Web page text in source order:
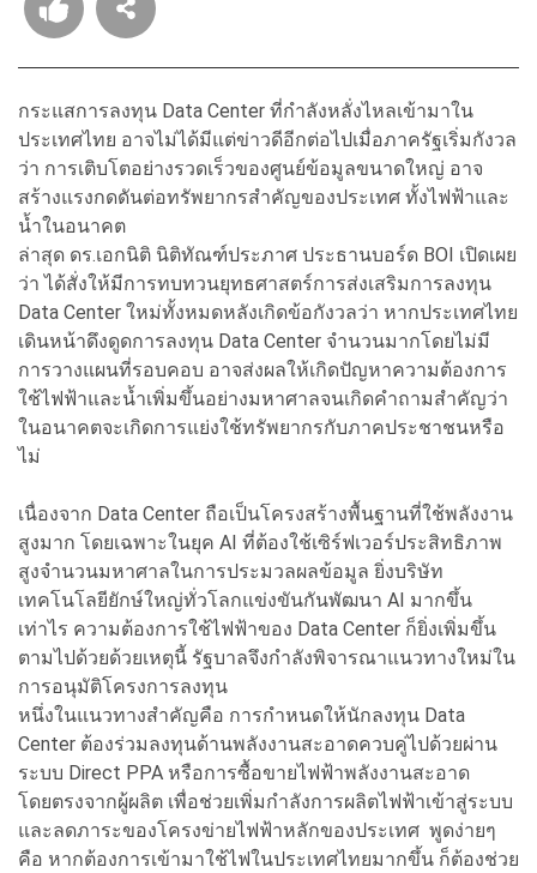
กระแสการลงทุน Data Center ที่กำลังหลั่งไหลเข้ามาใน
ประเทศไทย อาจไม่ได้มีแต่ข่าวดีอีกต่อไปเมื่อภาครัฐเริ่มกังวล
ว่า การเติบโตอย่างรวดเร็วของศูนย์ข้อมูลขนาดใหญ่ อาจ
สร้างแรงกดดันต่อทรัพยากรสำคัญของประเทศ ทั้งไฟฟ้าและ
น้ำในอนาคต
ล่าสุด ดร.เอกนิติ นิติทัณฑ์ประภาศ ประธานบอร์ด BOI เปิดเผย
ว่า ได้สั่งให้มีการทบทวนยุทธศาสตร์การส่งเสริมการลงทุน
Data Center ใหม่ทั้งหมดหลังเกิดข้อกังวลว่า หากประเทศไทย
เดินหน้าดึงดูดการลงทุน Data Center จำนวนมากโดยไม่มี
การวางแผนที่รอบคอบ อาจส่งผลให้เกิดปัญหาความต้องการ
ใช้ไฟฟ้าและน้ำเพิ่มขึ้นอย่างมหาศาลจนเกิดคำถามสำคัญว่า
ในอนาคตจะเกิดการแย่งใช้ทรัพยากรกับภาคประชาชนหรือ
ไม่
เนื่องจาก Data Center ถือเป็นโครงสร้างพื้นฐานที่ใช้พลังงาน
สูงมาก โดยเฉพาะในยุค AI ที่ต้องใช้เซิร์ฟเวอร์ประสิทธิภาพ
สูงจำนวนมหาศาลในการประมวลผลข้อมูล ยิ่งบริษัท
เทคโนโลยียักษ์ใหญ่ทั่วโลกแข่งขันกันพัฒนา AI มากขึ้น
เท่าไร ความต้องการใช้ไฟฟ้าของ Data Center ก็ยิ่งเพิ่มขึ้น
ตามไปด้วยด้วยเหตุนี้ รัฐบาลจึงกำลังพิจารณาแนวทางใหม่ใน
การอนุมัติโครงการลงทุน
หนึ่งในแนวทางสำคัญคือ การกำหนดให้นักลงทุน Data
Center ต้องร่วมลงทุนด้านพลังงานสะอาดควบคู่ไปด้วยผ่าน
ระบบ Direct PPA หรือการซื้อขายไฟฟ้าพลังงานสะอาด
โดยตรงจากผู้ผลิต เพื่อช่วยเพิ่มกำลังการผลิตไฟฟ้าเข้าสู่ระบบ
และลดภาระของโครงข่ายไฟฟ้าหลักของประเทศ พูดง่ายๆ
คือ หากต้องการเข้ามาใช้ไฟในประเทศไทยมากขึ้น ก็ต้องช่วย